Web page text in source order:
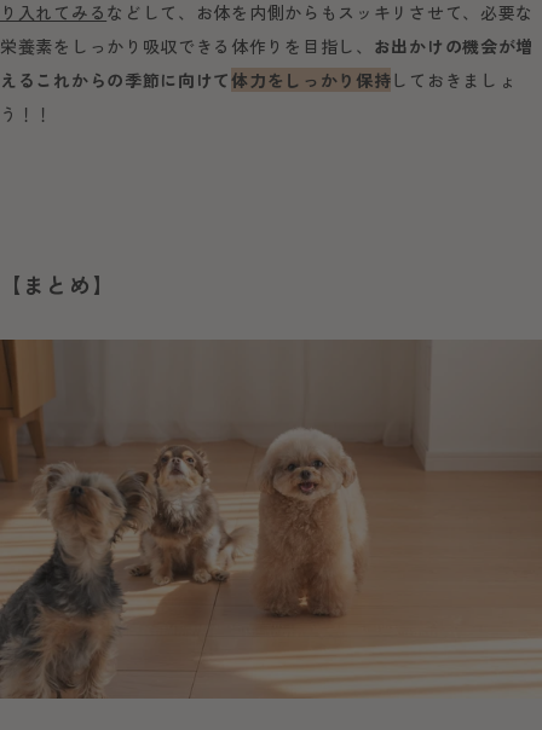
り入れてみる などして、お体を内側からもスッキリさせて、必要な
栄養素をしっかり吸収できる体作りを目指し、 お出かけの機会が増
えるこれからの季節に向けて体力をしっかり保持しておきましょ
う！！
【まとめ】